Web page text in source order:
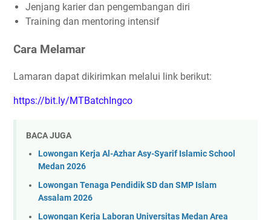
Jenjang karier dan pengembangan diri
Training dan mentoring intensif
Cara Melamar
Lamaran dapat dikirimkan melalui link berikut:
https://bit.ly/MTBatchIngco
BACA JUGA
Lowongan Kerja Al-Azhar Asy-Syarif Islamic School
Medan 2026
Lowongan Tenaga Pendidik SD dan SMP Islam
Assalam 2026
Lowongan Kerja Laboran Universitas Medan Area